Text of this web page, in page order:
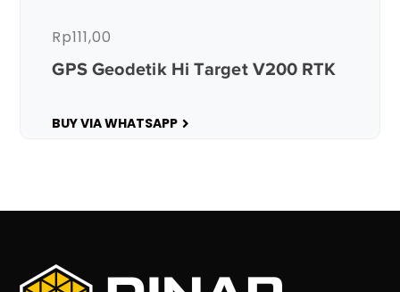
GPS Geodetik Hi Target V200 RTK
Rp111,00
BUY VIA WHATSAPP